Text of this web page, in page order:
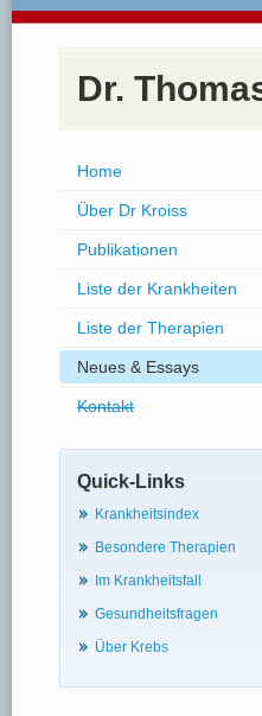
Dr.
Home
Über Dr Kroiss
Publikationen
Liste der Krankheiten
Liste der Therapien
Neues & Essays
Kontakt
Quick-Links
Krankheitsindex
Besondere Therapien
Im Krankheitsfall
Gesundheitsfragen
Über Krebs